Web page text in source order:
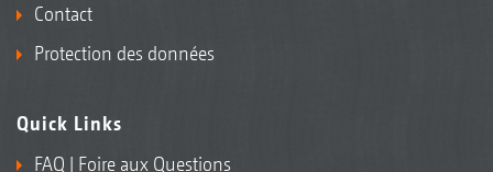
Contact
Protection des données
Quick Links
FAQ | Foire aux Questions